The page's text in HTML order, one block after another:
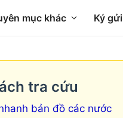
mục khác Ký gửi
tra cứu
bản đồ các nước